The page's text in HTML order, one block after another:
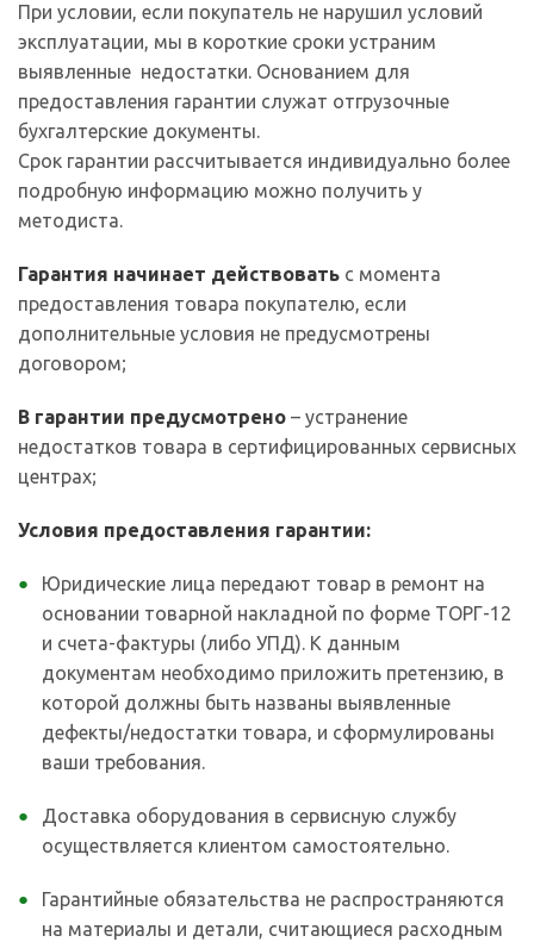
При условии, если покупатель не нарушил условий
эксплуатации, мы в короткие сроки устраним
выявленные недостатки. Основанием для
предоставления гарантии служат отгрузочные
бухгалтерские документы.
Срок гарантии рассчитывается индивидуально более
подробную информацию можно получить у
методиста.
Гарантия начинает действовать с момента
предоставления товара покупателю, если
дополнительные условия не предусмотрены
договором;
В гарантии предусмотрено – устранение
недостатков товара в сертифицированных сервисных
центрах;
Условия предоставления гарантии:
Юридические лица передают товар в ремонт на
основании товарной накладной по форме ТОРГ-12
и счета-фактуры (либо УПД). К данным
документам необходимо приложить претензию, в
которой должны быть названы выявленные
дефекты/недостатки товара, и сформулированы
ваши требования.
Доставка оборудования в сервисную службу
осуществляется клиентом самостоятельно.
Гарантийные обязательства не распространяются
на материалы и детали, считающиеся расходным